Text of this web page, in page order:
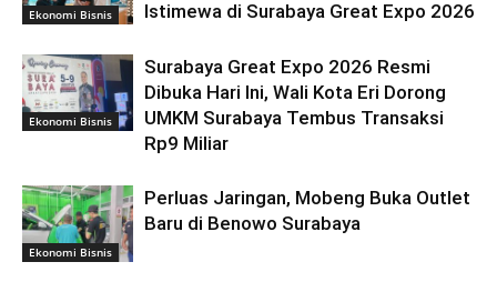
Ekonomi Bisnis
Istimewa di Surabaya Great Expo 2026
Ekonomi Bisnis
Surabaya Great Expo 2026 Resmi
Dibuka Hari Ini, Wali Kota Eri Dorong
UMKM Surabaya Tembus Transaksi
Rp9 Miliar
Ekonomi Bisnis
Perluas Jaringan, Mobeng Buka Outlet
Baru di Benowo Surabaya